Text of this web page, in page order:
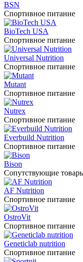
BSN
Спортивное питание
BioTech USA
Спортивное питание
Universal Nutrition
Спортивное питание
Mutant
Спортивное питание
Nutrex
Спортивное питание
Everbuild Nutrition
Спортивное питание
Bison
Сопутствующие
AF Nutrition
Спортивное питание
OstroVit
Спортивное питание
Geneticlab nutrition
Спортивное питание